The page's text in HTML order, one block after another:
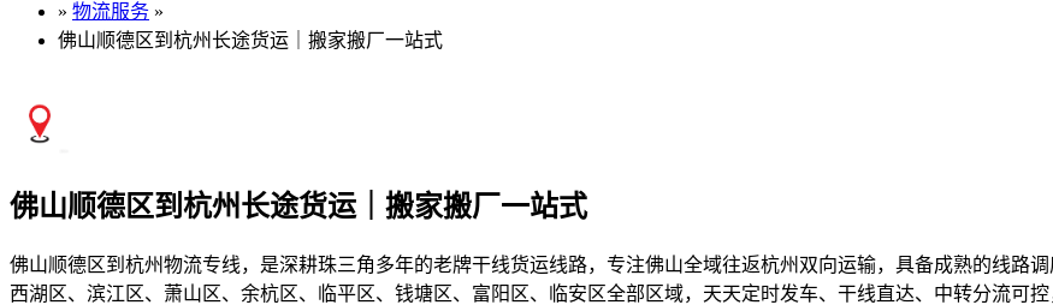
» 物流服务 »
佛山顺德区到杭州长途货运｜搬家搬厂一站式
佛山顺德区到杭州长途货运｜搬家搬厂一站式
佛山顺德区到杭州物流专线，是深耕珠三角多年的老牌干线货运线路，专注佛山全域往返杭州双向运输，具备成熟的线路
西湖区、滨江区、萧山区、余杭区、临平区、钱塘区、富阳区、临安区全部区域，天天定时发车、干线直达、中转分流可